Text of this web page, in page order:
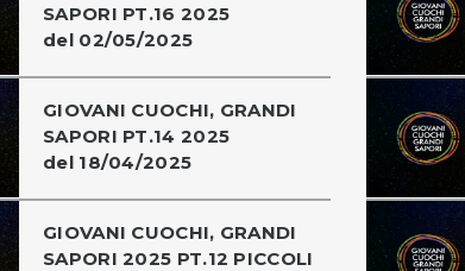
SAPORI PT.16 2025
del 02/05/2025
GIOVANI CUOCHI, GRANDI
SAPORI PT.14 2025
del 18/04/2025
GIOVANI CUOCHI, GRANDI
SAPORI 2025 PT.12 PICCOLI